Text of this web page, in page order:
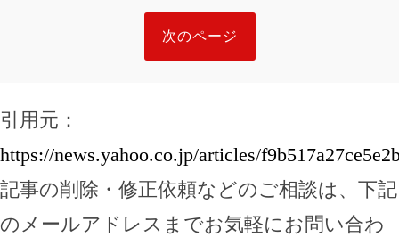
次のページ
引用元：
https://news.yahoo.co.jp/articles/
記事の削除・修正依頼などのご相談は、下記
のメールアドレスまでお気軽にお問い合わ